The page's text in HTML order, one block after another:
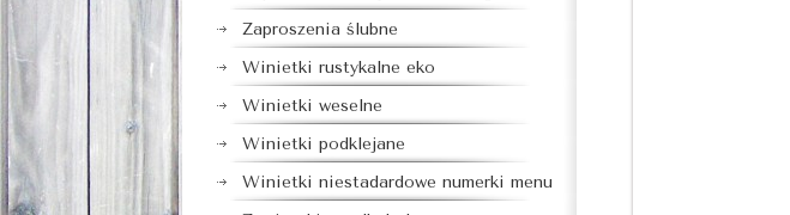
Zaproszenia ślubne
Winietki rustykalne eko
Winietki weselne
Winietki podklejane
Winietki niestadardowe numerki menu